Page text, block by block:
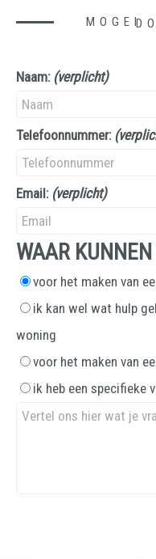
MOGEN
Naam: (verplicht)
Telefoonnummer:
Email: (verplicht)
WAAR
voor het maken van
ik kan wel wat hulp
woning
voor het maken van
ik heb een specifieke